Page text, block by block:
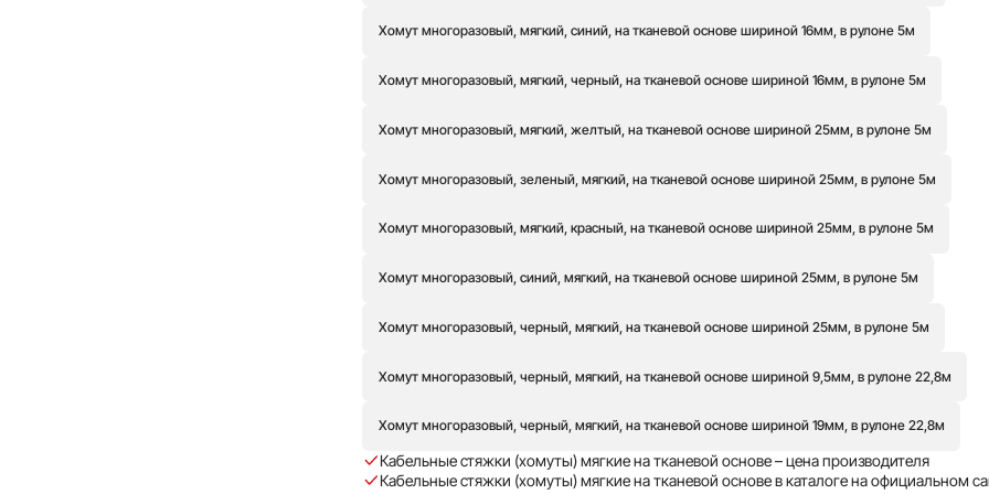
Хомут многоразовый, мягкий, синий, на тканевой основе шириной 16мм, в рулоне 5м
Хомут многоразовый, мягкий, черный, на тканевой основе шириной 16мм, в рулоне 5м
Хомут многоразовый, мягкий, желтый, на тканевой основе шириной 25мм, в рулоне 5м
Хомут многоразовый, зеленый, мягкий, на тканевой основе шириной 25мм, в рулоне 5м
Хомут многоразовый, мягкий, красный, на тканевой основе шириной 25мм, в рулоне 5м
Хомут многоразовый, синий, мягкий, на тканевой основе шириной 25мм, в рулоне 5м
Хомут многоразовый, черный, мягкий, на тканевой основе шириной 25мм, в рулоне 5м
Хомут многоразовый, черный, мягкий, на тканевой основе шириной 9,5мм, в рулоне 22,8м
Хомут многоразовый, черный, мягкий, на тканевой основе шириной 19мм, в рулоне 22,8м
Кабельные стяжки (хомуты) мягкие на тканевой основе – цена производителя
Кабельные стяжки (хомуты) мягкие на тканевой основе в каталоге на официальном